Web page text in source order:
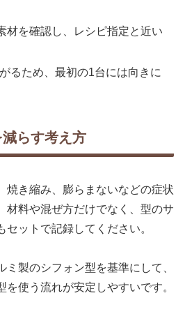
材を確認し、レシピ指定と近い
るため、最初の1台には向きに
らす考え方
焼き縮み、膨らまないなどの症状
材料や混ぜ方だけでなく、型のサ
ットで記録してください。
製のシフォン型を基準にして、
使う流れが安定しやすいです。